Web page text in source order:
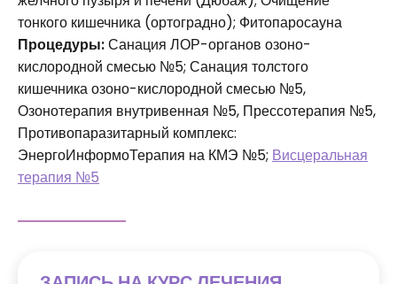
тонкого кишечника (ортоградно); Фитопаросауна
Процедуры:Санация ЛОР-органов озоно-
кислородной смесью №5; Санация толстого
кишечника озоно-кислородной смесью №5,
Озонотерапия внутривенная №5, Прессотерапия №5,
Противопаразитарный комплекс:
ЭнергоИнформоТерапия на КМЭ №5; Висцеральная
терапия №5